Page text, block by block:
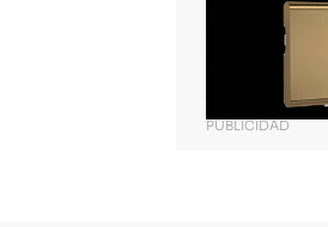
PUBLICIDAD